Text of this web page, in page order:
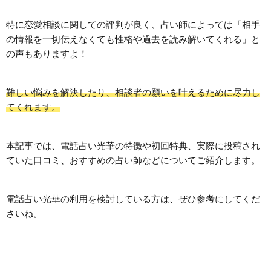
特に恋愛相談に関しての評判が良く、占い師によっては「相手
の情報を一切伝えなくても性格や過去を読み解いてくれる」と
の声もありますよ！
難しい悩みを解決したり、相談者の願いを叶えるために尽力し
てくれます。
本記事では、電話占い光華の特徴や初回特典、実際に投稿され
ていた口コミ、おすすめの占い師などについてご紹介します。
電話占い光華の利用を検討している方は、ぜひ参考にしてくだ
さいね。